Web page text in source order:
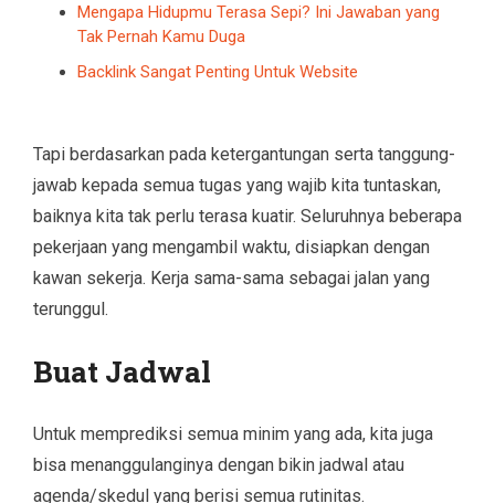
Mengapa Hidupmu Terasa Sepi? Ini Jawaban yang
Tak Pernah Kamu Duga
Backlink Sangat Penting Untuk Website
Tapi berdasarkan pada ketergantungan serta tanggung-
jawab kepada semua tugas yang wajib kita tuntaskan,
baiknya kita tak perlu terasa kuatir. Seluruhnya beberapa
pekerjaan yang mengambil waktu, disiapkan dengan
kawan sekerja. Kerja sama-sama sebagai jalan yang
terunggul.
Buat Jadwal
Untuk memprediksi semua minim yang ada, kita juga
bisa menanggulanginya dengan bikin jadwal atau
agenda/skedul yang berisi semua rutinitas.